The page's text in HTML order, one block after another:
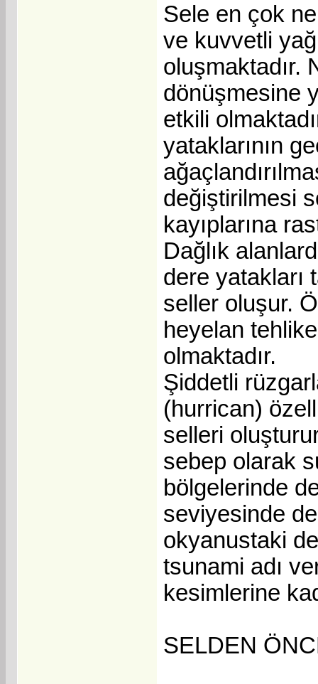
Sele en çok
ve kuvvetli
oluşmaktadır.
dönüşmesine
etkili
yataklarının
değiştirilmesi
kayıplarına
Dağlık
dere yatakları
seller oluşur.
heyelan
olmaktadır.
Şiddetli
(hurrican)
selleri
sebep olarak
bölgelerinde
seviyesinde
okyanustaki
tsunami adı
kesimlerine
SELDEN